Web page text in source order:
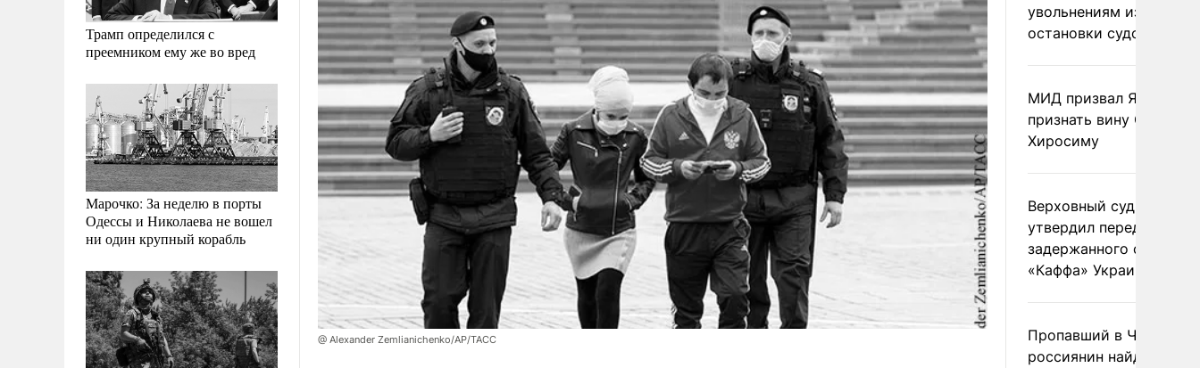
Трамп определился с
преемником ему же во вред
Марочко: За неделю в порты
Одессы и Николаева не вошел
ни один крупный корабль
@ Alexander Zemlianichenko/АР/ТАСС
увольнениям из-за
остановки судоходства
МИД призвал Японию
признать вину США за
Хиросиму
Верховный суд Швеции
утвердил передачу
задержанного
«Каффа» Украине
Пропавший в
россиянин найден